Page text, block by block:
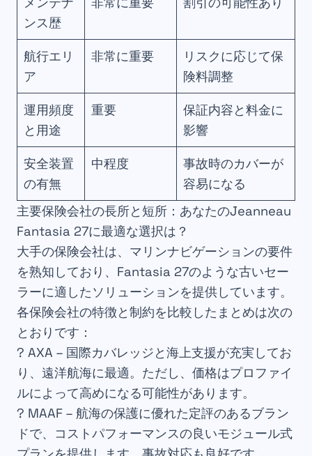
ンス歴
航行エリ
ア
非常に重要
リスクに応じて保
険料調整
運用頻度
と用途
重要
保証内容と料金に
影響
安全装置
の有無
中程度
事故時のカバーが
容易になる
主要保険会社の長所と短所：あなたのJeanneau
Fantasia 27に最適な選択は？
大手の保険会社は、マリンナビゲーションの要件
を熟知しており、Fantasia 27のような古いセー
ラーに適したソリューションを提供しています。
各保険会社の特徴と制約を比較したまとめは次の
とおりです：
? AXA – 国際カバレッジと海上支援が充実してお
り、遠洋航海に最適。ただし、価格はプロファイ
ルによって高めになる可能性があります。
? MAAF – 航海の保護に優れた定評のあるブラン
ドで、コストパフォーマンスの良いモジュール式